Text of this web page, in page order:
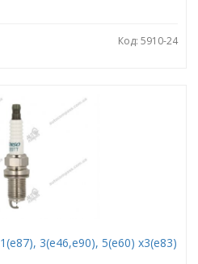
Код: 5910-24
3(е46,е90), 5(е60) х3(е83)